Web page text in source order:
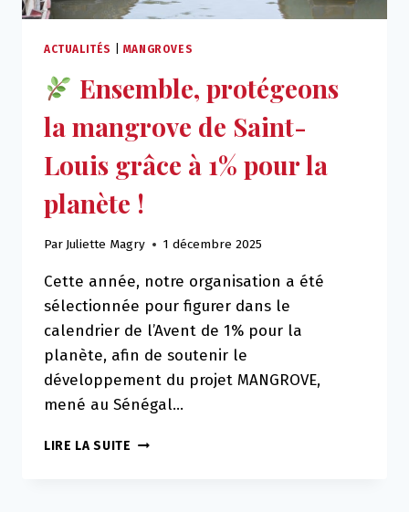
ACTUALITÉS MANGROVES
Ensemble, protégeons
la mangrove de Saint-
Louis grâce à 1% pour la
planète !
Par Juliette Magry 1 décembre 2025
Cette année, notre organisation a été
sélectionnée pour figurer dans le
calendrier de l’Avent de 1% pour la
planète, afin de soutenir le
développement du projet MANGROVE,
mené au Sénégal…
LIRE LA SUITE